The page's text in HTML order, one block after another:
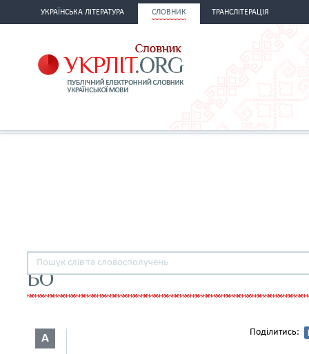
УКРАЇНСЬКА ЛІТЕРАТУРА СЛОВНИК ТРАНСЛІТЕРАЦІЯ
БО
А Поділитись: